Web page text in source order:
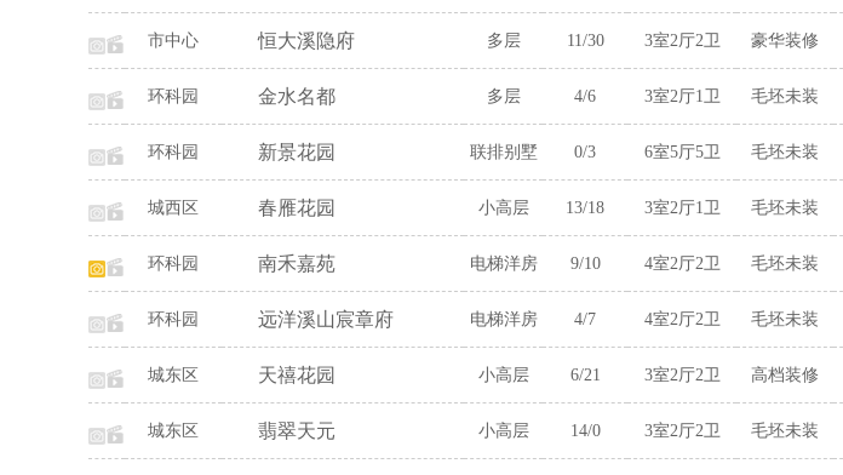
市中心 恒大溪隐府 多层 11/30 3室2厅2卫 豪华装修
环科园 金水名都 多层 4/6 3室2厅1卫 毛坯未装
环科园 新景花园 联排别墅 0/3 6室5厅5卫 毛坯未装
城西区 春雁花园 小高层 13/18 3室2厅1卫 毛坯未装
环科园 南禾嘉苑 电梯洋房 9/10 4室2厅2卫 毛坯未装
环科园 远洋溪山宸章府 电梯洋房 4/7 4室2厅2卫 毛坯未装
城东区 天禧花园 小高层 6/21 3室2厅2卫 高档装修
城东区 翡翠天元 小高层 14/0 3室2厅2卫 毛坯未装